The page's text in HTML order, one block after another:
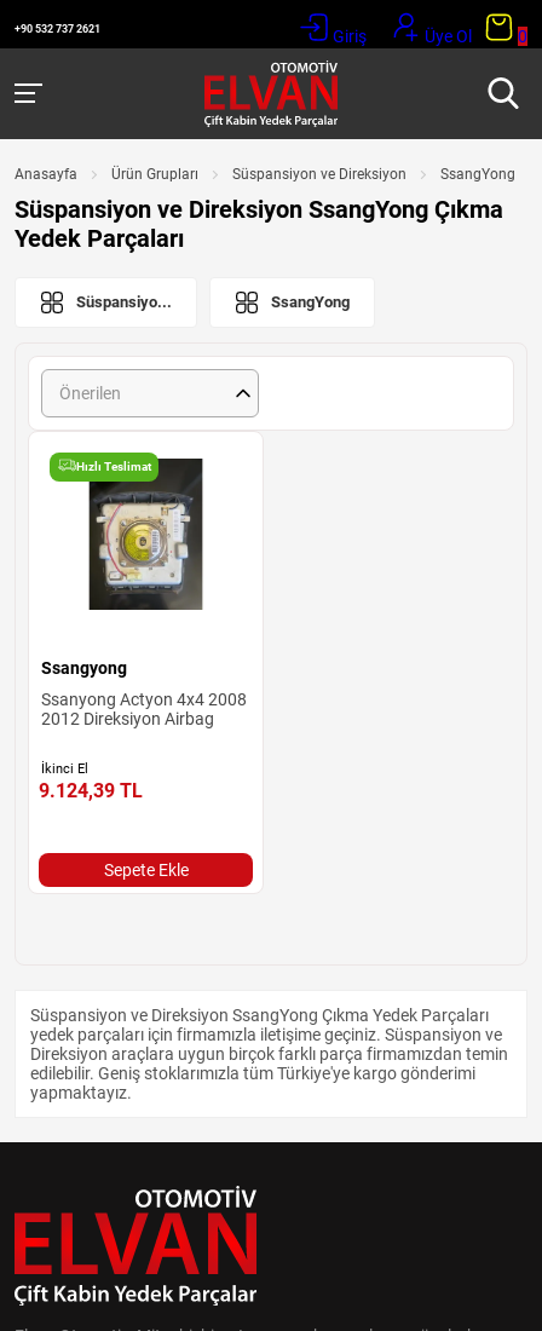
+90 532 737 2621 Giriş Üye Ol 0
Anasayfa Ürün Grupları Süspansiyon ve Direksiyon SsangYong
Süspansiyon ve Direksiyon SsangYong Çıkma
Yedek Parçaları
Süspansiyo... SsangYong
Önerilen
Hızlı Teslimat
Ssangyong
Ssanyong Actyon 4x4 2008
2012 Direksiyon Airbag
İkinci El
9.124,39 TL
Sepete Ekle
Süspansiyon ve Direksiyon SsangYong Çıkma Yedek Parçaları
yedek parçaları için firmamızla iletişime geçiniz. Süspansiyon ve
Direksiyon araçlara uygun birçok farklı parça firmamızdan temin
edilebilir. Geniş stoklarımızla tüm Türkiye'ye kargo gönderimi
yapmaktayız.